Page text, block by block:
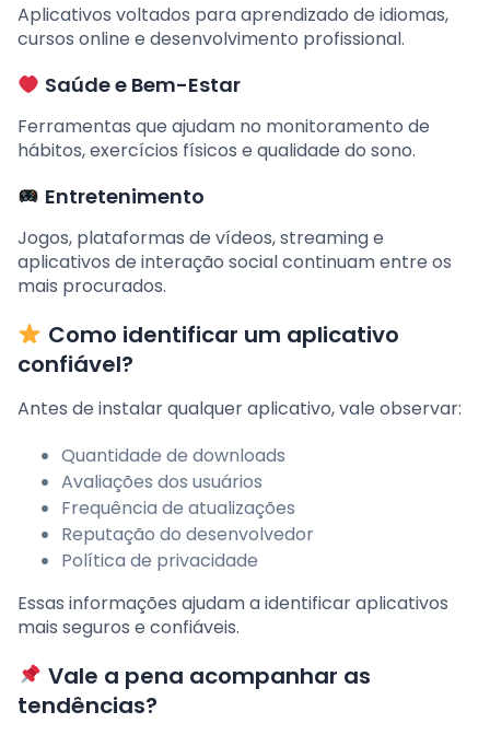
Aplicativos voltados para aprendizado de idiomas,
cursos online e desenvolvimento profissional.
Saúde e Bem-Estar
Ferramentas que ajudam no monitoramento de
hábitos, exercícios físicos e qualidade do sono.
Entretenimento
Jogos, plataformas de vídeos, streaming e
aplicativos de interação social continuam entre os
mais procurados.
Como identificar um aplicativo
confiável?
Antes de instalar qualquer aplicativo, vale observar:
Quantidade de downloads
Avaliações dos usuários
Frequência de atualizações
Reputação do desenvolvedor
Política de privacidade
Essas informações ajudam a identificar aplicativos
mais seguros e confiáveis.
Vale a pena acompanhar as
tendências?